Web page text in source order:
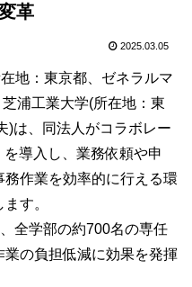
革
2025.03.05
地：東京都、ゼネラルマ
浦工業大学(所在地：東
)は、同法人がコラボレー
導入し、業務依頼や申
作業を効率的に行える環
す。
全学部の約700名の専任
の負担低減に効果を発揮